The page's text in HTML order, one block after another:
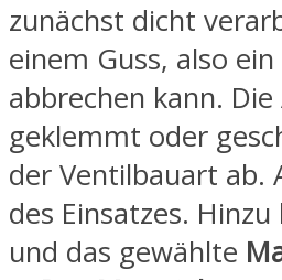
zunächst dicht
einem Guss, also
abbrechen kann.
geklemmt oder
der Ventilbauart ab.
des Einsatzes.
und das gewählte